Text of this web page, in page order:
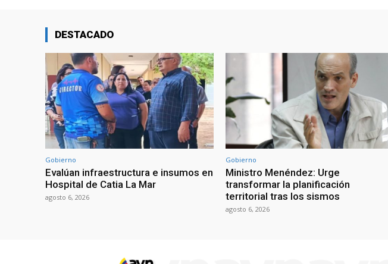
DESTACADO
Gobierno
Evalúan infraestructura e insumos en
Hospital de Catia La Mar
agosto 6, 2026
Gobierno
Ministro Menéndez: Urge
transformar la planificación
territorial tras los sismos
agosto 6, 2026